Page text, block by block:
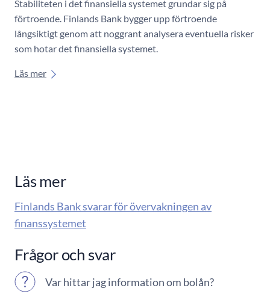
Stabiliteten i det finansiella systemet grundar sig på
förtroende. Finlands Bank bygger upp förtroende
långsiktigt genom att noggrant analysera eventuella risker
som hotar det finansiella systemet.
Läs mer
Läs mer
Finlands Bank svarar för övervakningen av
finanssystemet
Frågor och svar
Var hittar jag information om bolån?